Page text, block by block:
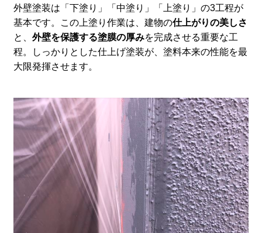
外壁塗装は「下塗り」「中塗り」「上塗り」の3工程が
基本です。この上塗り作業は、建物の仕上がりの美しさ
と、 外壁を保護する塗膜の厚みを完成させる重要な工
程。しっかりとした仕上げ塗装が、塗料本来の性能を最
大限発揮させます。